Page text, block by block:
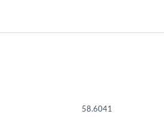
58.6041